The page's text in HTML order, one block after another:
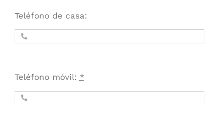
Teléfono de casa:
Teléfono móvil: *